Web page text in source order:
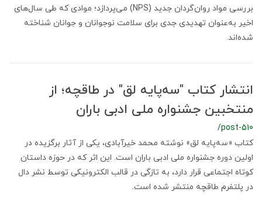
بررسی مواد روان‌گردان جدید (NPS) می‌پردازد؛ موادی که طی سال‌های
اخیر به‌عنوان تهدیدی جدی برای سلامت نوجوانان و جوانان شناخته
شده‌اند.
انتشار کتاب "سه‌پایه لق" در طاقچه؛ از
منتخبین جشنواره ملی ادبی باران
/post-510
کتاب «سه‌پایه لق» نوشته محمد خیرآبادی، یکی از آثار برگزیده در
اولین دوره جشنواره ملی ادبی باران است. این اثر که در حوزه داستان
کوتاه اجتماعی قرار دارد، به تازگی در قالب الکترونیکی توسط نشر دال
در پلتفرم طاقچه منتشر شده است.